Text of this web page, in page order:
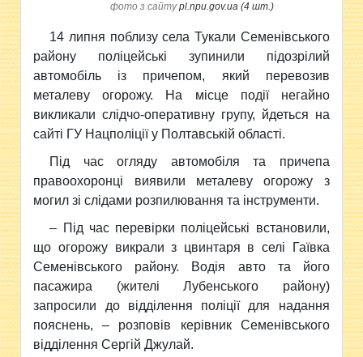
фото з сайтуpl.npu.gov.ua (4 шт.)
14 липня поблизу села Тукали Семенівського
району поліцейські зупинили підозрілий
автомобіль із причепом, який перевозив
металеву огорожу. На місце події негайно
викликали слідчо-оперативну групу, йдеться на
сайті ГУ Нацполіції у Полтавській області.
Під час огляду автомобіля та причепа
правоохоронці виявили металеву огорожу з
могил зі слідами розпилювання та інструменти.
– Під час перевірки поліцейські встановили,
що огорожу викрали з цвинтаря в селі Гаївка
Семенівського району. Водія авто та його
пасажира (жителі Лубенського району)
запросили до відділення поліції для надання
пояснень, – розповів керівник Семенівського
відділення Сергій Джулай.